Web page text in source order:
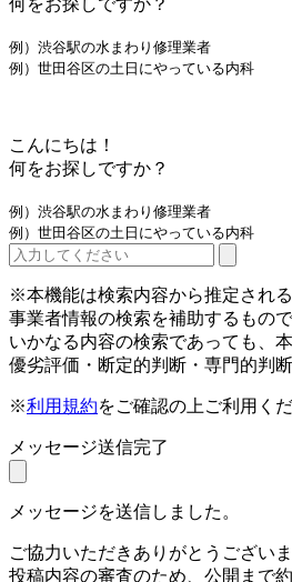
例）渋谷駅の水まわり修理業者
例）世田谷区の土日にやっている内科
こんにちは！
何をお探しですか？
例）渋谷駅の水まわり修理業者
例）世田谷区の土日にやっている内科
※本機能は検索内容から推定され
事業者情報の検索を補助するもので
いかなる内容の検索であっても、
優劣評価・断定的判断・専門的判
※利用規約をご確認の上ご利用く
メッセージ送信完了
メッセージを送信しました。
ご協力いただきありがとうございま
投稿内容の審査のため、公開まで